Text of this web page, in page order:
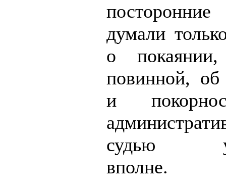
думали
о
повинной, об
и
судью
вполне.